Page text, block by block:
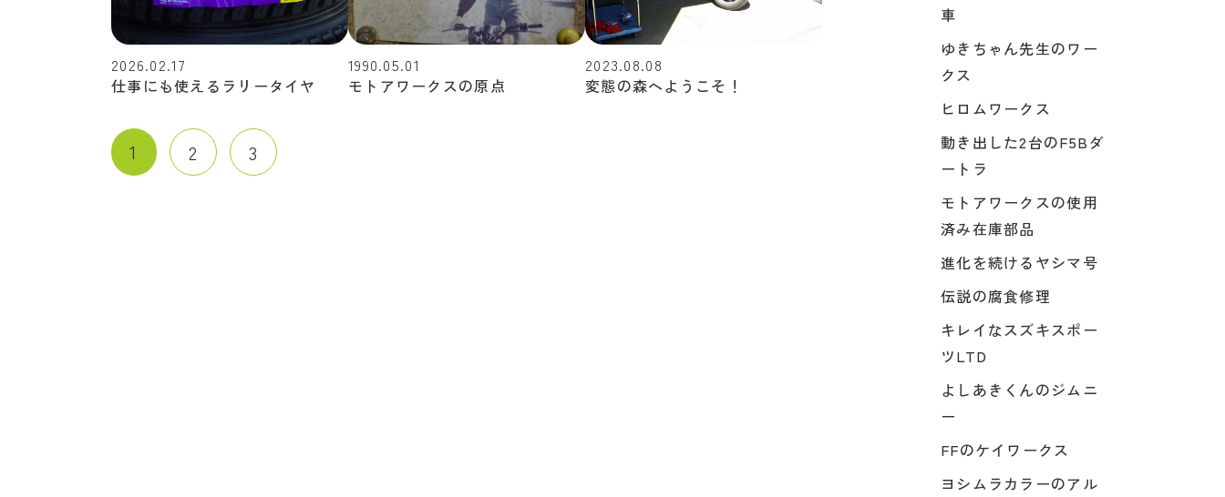
2026.02.17
仕事にも使えるラリータイヤ
1990.05.01
モトアワークスの原点
2023.08.08
変態の森へようこそ！
1 2 3
車
ゆきちゃん先生のワー
クス
ヒロムワークス
動き出した2台のF5Bダ
ートラ
モトアワークスの使用
済み在庫部品
進化を続けるヤシマ号
伝説の腐食修理
キレイなスズキスポー
ツLTD
よしあきくんのジムニ
ー
FFのケイワークス
ヨシムラカラーのアル